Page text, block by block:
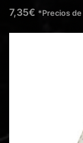
7,35€ *Precios